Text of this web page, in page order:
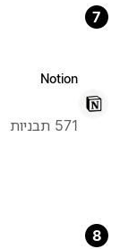
7
Notion
571 תבניות
8